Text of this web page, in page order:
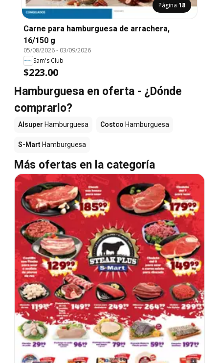
Página 18
Carne para hamburguesa de arrachera,
16/150 g
05/08/2026- 03/09/2026
Sam's Club
$223.00
Hamburguesa en oferta - ¿Dónde
comprarlo?
Alsuper Hamburguesa Costco Hamburguesa
S-Mart Hamburguesa
Más ofertas en la categoría